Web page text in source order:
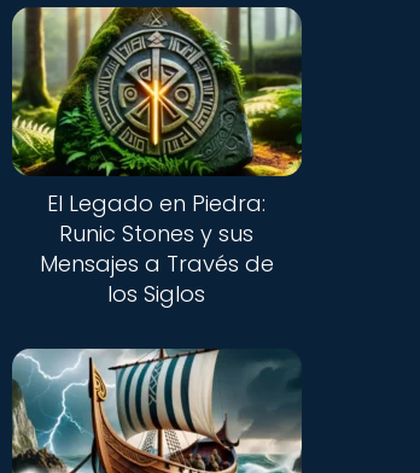
El Legado en Piedra:
Runic Stones y sus
Mensajes a Través de
los Siglos